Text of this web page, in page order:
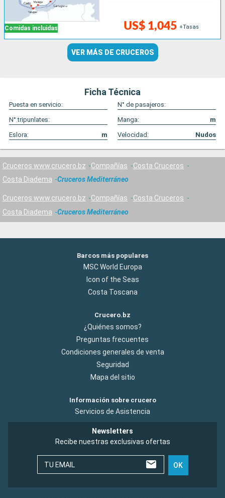
Comidas incluidas US$ 1,045 +Tasas
VER MÁS DE CRUCEROS
Ficha Técnica
Puesta en servicio:
N° de pasajeros:
N° tripunlates:
Manga:
m
Eslora:
m Velocidad: Nudos
Cruceros www.crucero.bz Compañías
Costa Cruceros
Costa Diadema
Cruceros Mediterráneo
Cruceros www.crucero.bz Compañías
Costa Cruceros
Costa Diadema
Cruceros Mediterráneo
Barcos más populares
MSC World Europa
Icon of the Seas
Costa Toscana
Crucero.bz
¿Quiénes somos?
Preguntas frecuentes
Condiciones generales de venta
Seguridad
Mapa del sitio
Información sobre crucero
Servicios de Asistencia
Newsletters
Recibe nuestras exclusivas ofertas
TU EMAIL OK